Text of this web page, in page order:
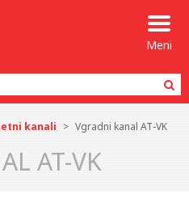
Meni
kanali > Vgradni kanal AT-VK
AT-VK